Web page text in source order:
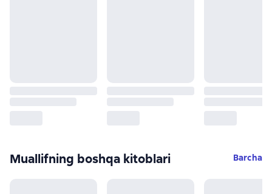
Muallifning boshqa kitoblari Barcha